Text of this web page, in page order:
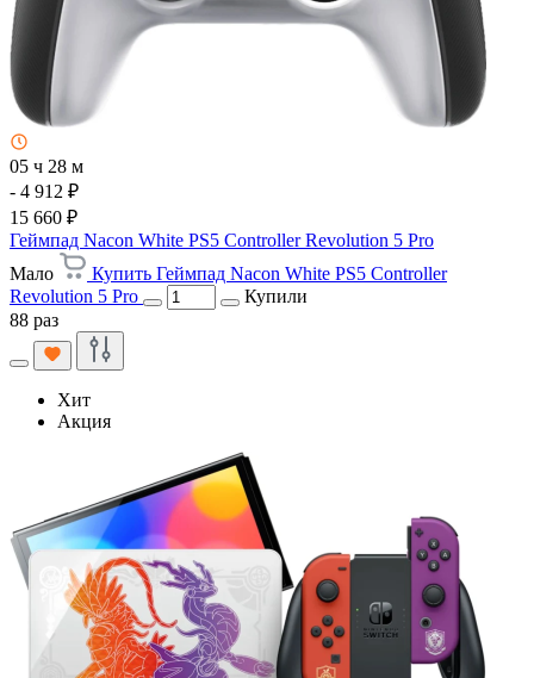
05 ч 28 м
- 4 912 ₽
15 660 ₽
Геймпад Nacon White PS5 Controller Revolution 5 Pro
Мало
Купить Геймпад Nacon White PS5 Controller
Revolution 5 Pro
Купили
88 раз
Хит
Акция